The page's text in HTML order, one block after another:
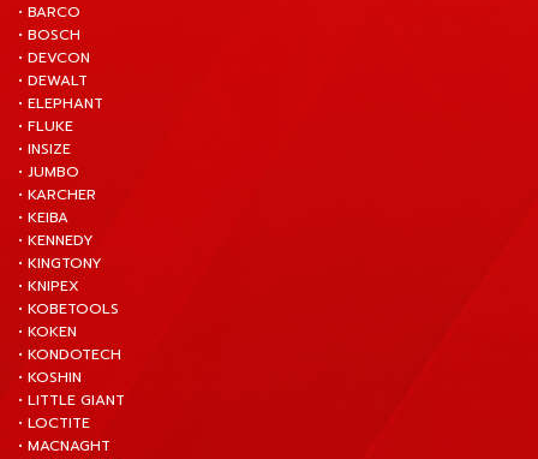
• BARCO
• BOSCH
• DEVCON
• DEWALT
• ELEPHANT
• FLUKE
• INSIZE
• JUMBO
• KARCHER
• KEIBA
• KENNEDY
• KINGTONY
• KNIPEX
• KOBETOOLS
• KOKEN
• KONDOTECH
• KOSHIN
• LITTLE GIANT
• LOCTITE
• MACNAGHT